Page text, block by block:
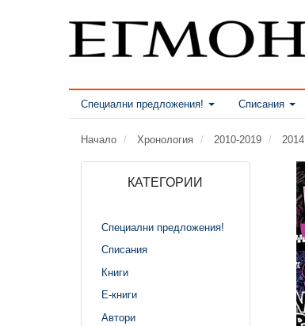
Специални предложения! Списания
Начало Хронология 2010-2019 2014
КАТЕГОРИИ
Специални предложения!
Списания
Книги
Е-книги
Автори